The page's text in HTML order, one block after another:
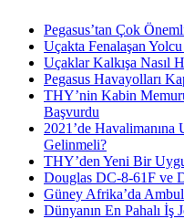
Pegasus’tan Çok
Uçakta Fenalaşan
Uçaklar Kalkışa Nasıl
Pegasus Havayolları
THY’nin Kabin
Başvurdu
2021’de
Gelinmeli?
THY’den Yeni Bir
Douglas DC-8-61F ve
Güney Afrika’da
Dünyanın En Pahalı İş